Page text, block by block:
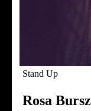
Stand Up
Rosa